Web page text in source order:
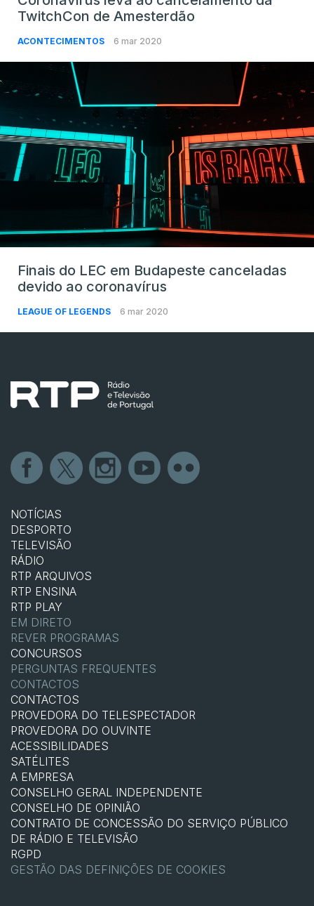
TwitchCon de Amesterdão
ACONTECIMENTOS 6 mar 2020
Finais do LEC em Budapeste canceladas
devido ao coronavírus
LEAGUE OF LEGENDS 6 mar 2020
NOTÍCIAS
DESPORTO
TELEVISÃO
RÁDIO
RTP ARQUIVOS
RTP ENSINA
RTP PLAY
EM DIRETO
REVER PROGRAMAS
CONCURSOS
PERGUNTAS FREQUENTES
CONTACTOS
CONTACTOS
PROVEDORA DO TELESPECTADOR
PROVEDORA DO OUVINTE
ACESSIBILIDADES
SATÉLITES
A EMPRESA
CONSELHO GERAL INDEPENDENTE
CONSELHO DE OPINIÃO
CONTRATO DE CONCESSÃO DO SERVIÇO PÚBLICO
DE RÁDIO E TELEVISÃO
RGPD
GESTÃO DAS DEFINIÇÕES DE COOKIES